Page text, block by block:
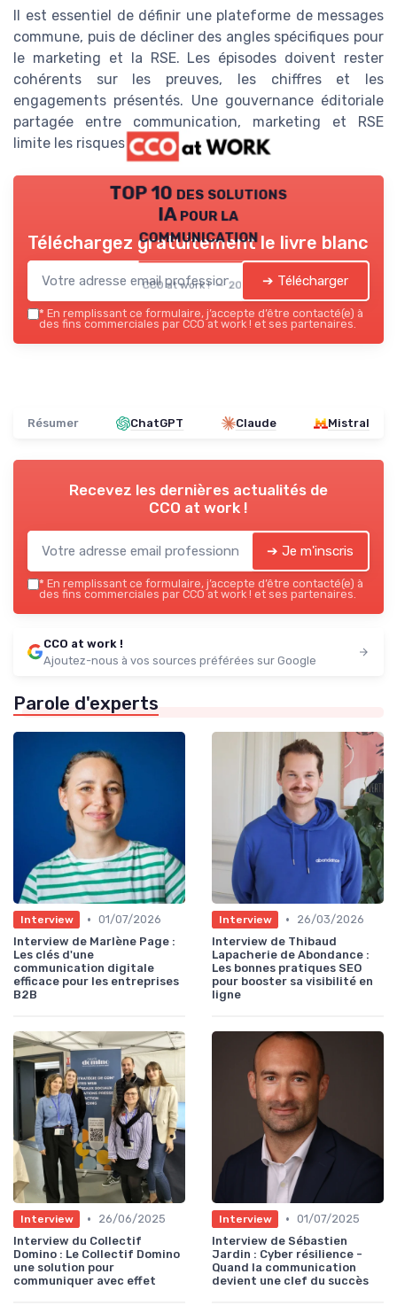
Il est essentiel de définir une plateforme de messages
commune, puis de décliner des angles spécifiques pour
le marketing et la RSE. Les épisodes doivent rester
cohérents sur les preuves, les chiffres et les
engagements présentés. Une gouvernance éditoriale
partagée entre communication, marketing et RSE
limite les risques de dissonance.
TOP 10 des solutions
IA pour la
communication
CCO at work ! — 2026
Téléchargez gratuitement le livre blanc
➔ Télécharger
* En remplissant ce formulaire, j’accepte d’être contacté(e) à
des fins commerciales par CCO at work ! et ses partenaires.
Résumer ChatGPT Claude Mistral
Recevez les dernières actualités de
CCO at work !
➔ Je m'inscris
* En remplissant ce formulaire, j’accepte d’être contacté(e) à
des fins commerciales par CCO at work ! et ses partenaires.
CCO at work !
Ajoutez-nous à vos sources préférées sur Google
Parole d'experts
Interview • 01/07/2026
Interview de Marlène Page :
Les clés d'une
communication digitale
efficace pour les entreprises
B2B
Interview •
26/03/2026
Interview de Thibaud
Lapacherie de Abondance :
Les bonnes pratiques SEO
pour booster sa visibilité en
ligne
Interview •
26/06/2025
Interview du Collectif
Domino : Le Collectif Domino
une solution pour
communiquer avec effet
Interview • 01/07/2025
Interview de Sébastien
Jardin : Cyber résilience -
Quand la communication
devient une clef du succès